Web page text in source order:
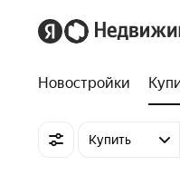
Новостройки
Купить